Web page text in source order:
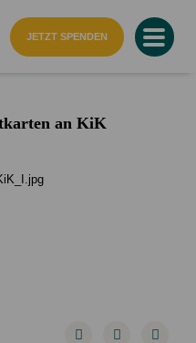
JETZT SPENDEN
an KiK